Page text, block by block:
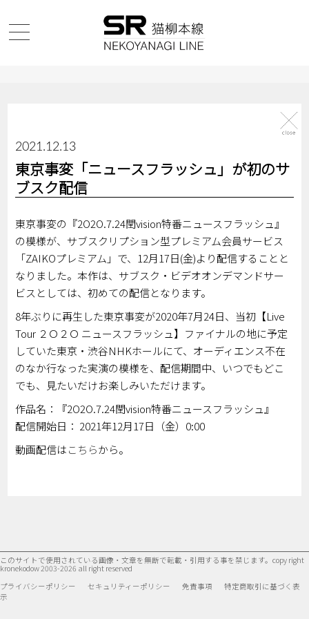
2021.12.13
東京事変「ニュースフラッシュ」が初のサ
ブスク配信
東京事変の『2O2O.7.24閏vision特番ニュースフラッシュ』
の模様が、サブスクリプション型プレミアム会員サービス
「ZAIKOプレミアム」で、12月17日(金)より配信することと
なりました。本作は、サブスク・ビデオオンデマンドサー
ビスとしては、初めての配信となります。
8年ぶりに再生した東京事変が2020年7月24日、当初【Live
Tour ２Ｏ２Ｏ ニュースフラッシュ】ファイナルの地に予定
していた東京・渋谷NHKホールにて、オーディエンス不在
のなか行なった実演の模様を、配信期間中、いつでもどこ
でも、見たいだけお楽しみいただけます。
作品名：『2O2O.7.24閏vision特番ニュースフラッシュ』
配信開始日： 2021年12月17日（金）0:00
動画配信はこちらから。
このサイトで使用されている画像・文章を無断で転載・引用する事を禁じます。 copy right
kronekodow 2003-2026 all right reserved
プライバシーポリシー
セキュリティーポリシー 免責事項
特定商取引に基づく表
示